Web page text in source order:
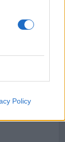
Policy
Casas del